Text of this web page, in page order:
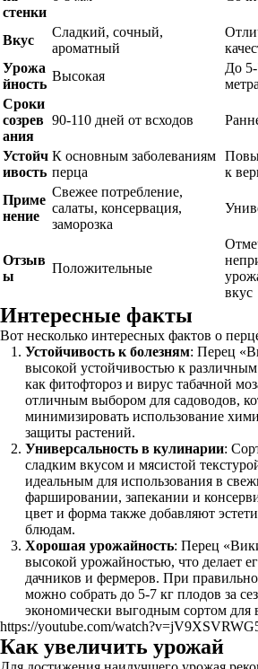
стенки
Вкус
Сладкий, сочный,
ароматный
Урожа
йность
Высокая
До 5-
метра
Сроки
созрев
ания
90-110 дней от всходов
Устойч
ивость
К основным заболеваниям
перца
к
Приме
нение
Свежее потребление,
салаты, консервация,
заморозка
Отзыв
ы
Положительные
вкус
Интересные факты
Вот несколько интересных фактов о
Устойчивость к болезням: Перец
высокой устойчивостью к
как фитофтороз и вирус табачной
отличным выбором для садоводов,
минимизировать использование
защиты растений.
Универсальность в кулинарии:
сладким вкусом и мясистой
идеальным для использования в
фаршировании, запекании и
цвет и форма также добавляют
блюдам.
Хорошая урожайность: Перец
высокой урожайностью, что делает
дачников и фермеров. При
можно собрать до 5-7 кг плодов за
экономически выгодным сортом для
https://youtube.com/
Как увеличить урожай